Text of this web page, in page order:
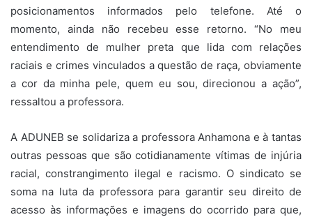
posicionamentos informados pelo telefone. Até o
momento, ainda não recebeu esse retorno. “No meu
entendimento de mulher preta que lida com relações
raciais e crimes vinculados a questão de raça, obviamente
a cor da minha pele, quem eu sou, direcionou a ação”,
ressaltou a professora.
A ADUNEB se solidariza a professora Anhamona e à tantas
outras pessoas que são cotidianamente vítimas de injúria
racial, constrangimento ilegal e racismo. O sindicato se
soma na luta da professora para garantir seu direito de
acesso às informações e imagens do ocorrido para que,